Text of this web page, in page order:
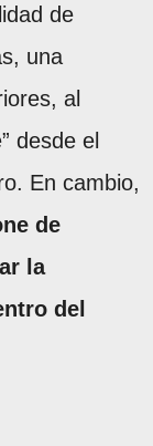
de
una
al
desde el
En cambio,
de
la
del